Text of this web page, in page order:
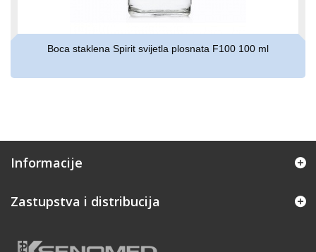
Boca staklena Spirit svijetla plosnata F100 100 ml
Informacije
Zastupstva i distribucija